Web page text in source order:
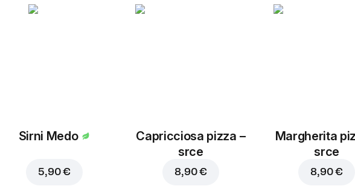
Sirni Medo
5,90 €
Capricciosa pizza –
srce
8,90 €
Margherita
srce
8,90 €